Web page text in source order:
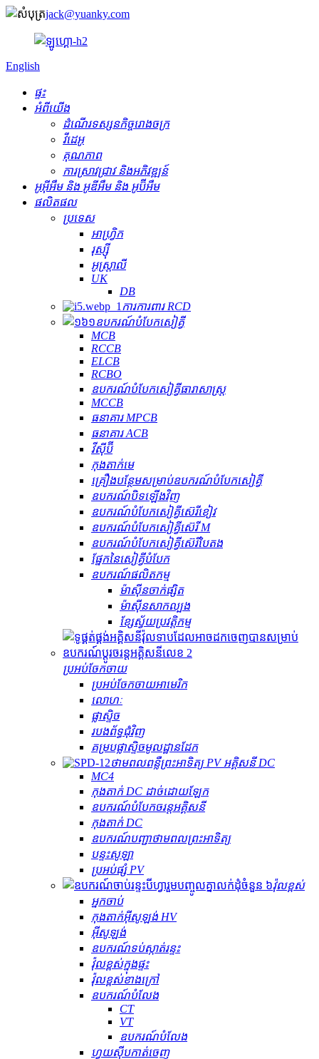
jack@yuanky.com
English
ផ្ទះ
អំពីយើង
ដំណើរទស្សនកិច្ចរោងចក្រ
វីដេអូ
គុណភាព
ការស្រាវជ្រាវ និងអភិវឌ្ឍន៍
អូអ៊ីអឹម និង អូឌីអឹម និង អូប៊ីអឹម
ផលិតផល
ប្រទេស
អាហ្វ្រិក
រុស្ស៊ី
អូស្ត្រាលី
UK
DB
ការការពារ RCD
ឧបករណ៍​បំបែក​សៀគ្វី
MCB
RCCB
ELCB
RCBO
ឧបករណ៍បំបែកសៀគ្វីធារាសាស្ត្រ
MCCB
ធនាគារ MPCB
ធនាគារ ACB
វីស៊ីប៊ី
កុងតាក់មេ
គ្រឿងបន្ថែមសម្រាប់ឧបករណ៍បំបែកសៀគ្វី
ឧបករណ៍បិទឡើងវិញ
ឧបករណ៍បំបែកសៀគ្វីស៊េរីខៀវ
ឧបករណ៍បំបែកសៀគ្វីស៊េរី M
ឧបករណ៍បំបែកសៀគ្វីស៊េរីបៃតង
ផ្នែកនៃសៀគ្វីបំបែក
ឧបករណ៍ផលិតកម្ម
ម៉ាស៊ីនចាក់ផ្សិត
ម៉ាស៊ីនសាកល្បង
ខ្សែស្វ័យប្រវត្តិកម្ម
ប្រអប់ចែកចាយ
ប្រអប់ចែកចាយអាមេរិក
លោហៈ
ផ្លាស្ទិច
របងព័ទ្ធជុំវិញ
គម្របផ្លាស្ទិចមូលដ្ឋានដែក
ថាមពលពន្លឺព្រះអាទិត្យ PV អគ្គិសនី DC
MC4
កុងតាក់ DC ដាច់ដោយឡែក
ឧបករណ៍បំបែកចរន្តអគ្គិសនី
កុងតាក់ DC
ឧបករណ៍បញ្ជាថាមពលព្រះអាទិត្យ
បន្ទះសូឡា
ប្រអប់ផ្សំ PV
វ៉ុលខ្ពស់
អ្នកចាប់
កុងតាក់​អ៊ីសូឡង់ HV
អ៊ីសូឡង់
ឧបករណ៍​ទប់ស្កាត់​រន្ទះ
វ៉ុលខ្ពស់ក្នុងផ្ទះ
វ៉ុលខ្ពស់ខាងក្រៅ
ឧបករណ៍បំលែង
CT
VT
ឧបករណ៍បំលែង
ហ្វុយស៊ីបកាត់ចេញ